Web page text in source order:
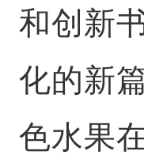
和创新
化的新
色水果